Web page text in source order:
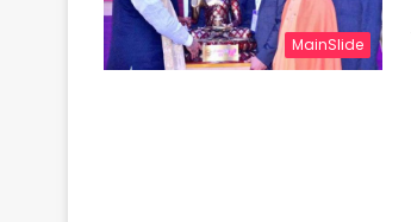
MainSlide